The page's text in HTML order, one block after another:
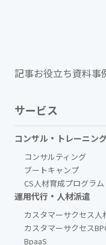
記事お役立ち資料事
サービス
コンサル・トレーニン
コンサルティング
ブートキャンプ
CS人材育成プログラム
運用代行・人材派遣
カスタマーサクセス人
カスタマーサクセス
BpaaS​